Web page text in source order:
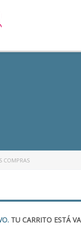
COMPRAS
TU CARRITO ESTÁ